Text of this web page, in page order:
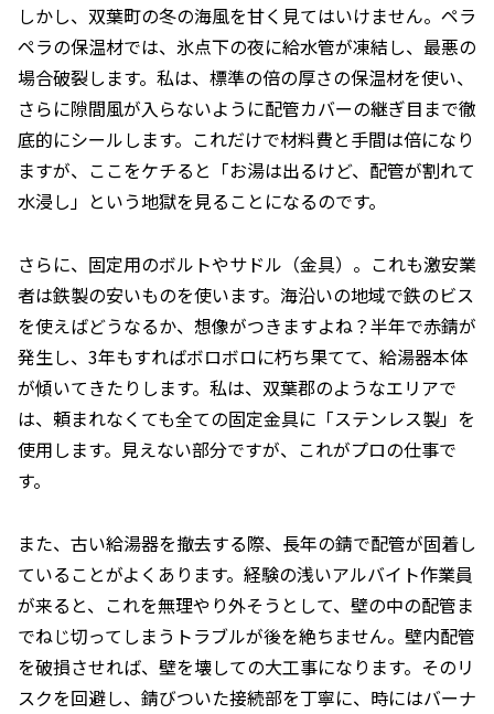
しかし、双葉町の冬の海風を甘く見てはいけません。ペラ
ペラの保温材では、氷点下の夜に給水管が凍結し、最悪の
場合破裂します。私は、標準の倍の厚さの保温材を使い、
さらに隙間風が入らないように配管カバーの継ぎ目まで徹
底的にシールします。これだけで材料費と手間は倍になり
ますが、ここをケチると「お湯は出るけど、配管が割れて
水浸し」という地獄を見ることになるのです。
さらに、固定用のボルトやサドル（金具）。これも激安業
者は鉄製の安いものを使います。海沿いの地域で鉄のビス
を使えばどうなるか、想像がつきますよね？半年で赤錆が
発生し、3年もすればボロボロに朽ち果てて、給湯器本体
が傾いてきたりします。私は、双葉郡のようなエリアで
は、頼まれなくても全ての固定金具に「ステンレス製」を
使用します。見えない部分ですが、これがプロの仕事で
す。
また、古い給湯器を撤去する際、長年の錆で配管が固着し
ていることがよくあります。経験の浅いアルバイト作業員
が来ると、これを無理やり外そうとして、壁の中の配管ま
でねじ切ってしまうトラブルが後を絶ちません。壁内配管
を破損させれば、壁を壊しての大工事になります。そのリ
スクを回避し、錆びついた接続部を丁寧に、時にはバーナ